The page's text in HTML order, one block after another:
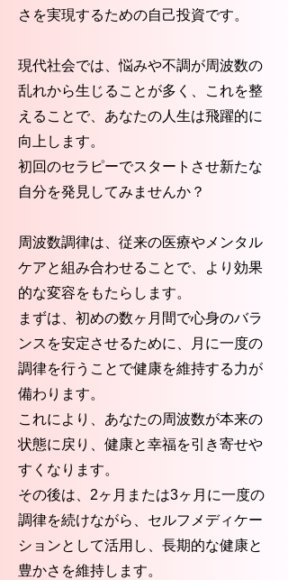
さを実現するための自己投資です。
現代社会では、悩みや不調が周波数の
乱れから生じることが多く、これを整
えることで、あなたの人生は飛躍的に
向上します。
初回のセラピーでスタートさせ新たな
自分を発見してみませんか？
周波数調律は、従来の医療やメンタル
ケアと組み合わせることで、より効果
的な変容をもたらします。
まずは、初めの数ヶ月間で心身のバラ
ンスを安定させるために、月に一度の
調律を行うことで健康を維持する力が
備わります。
これにより、あなたの周波数が本来の
状態に戻り、健康と幸福を引き寄せや
すくなります。
その後は、2ヶ月または3ヶ月に一度の
調律を続けながら、セルフメディケー
ションとして活用し、長期的な健康と
豊かさを維持します。